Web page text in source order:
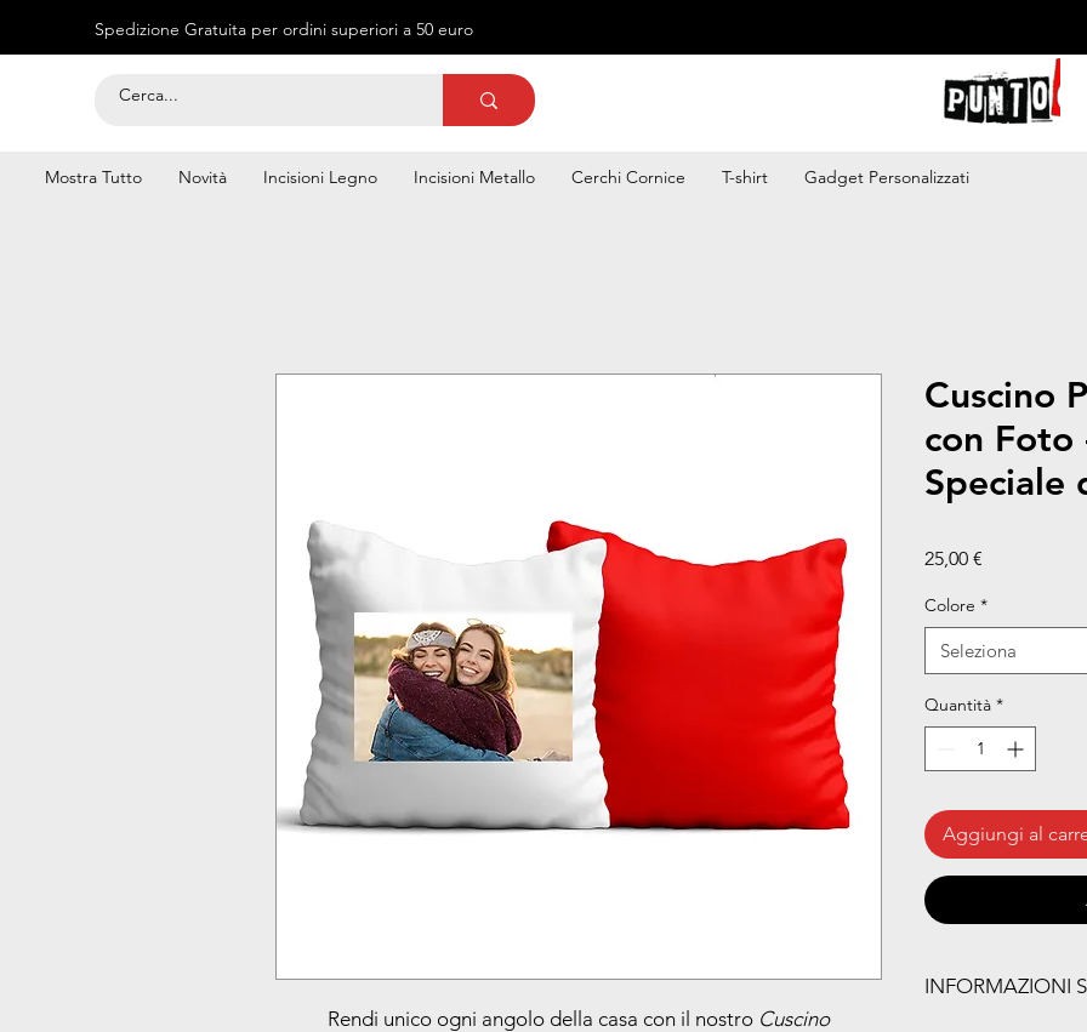
Spedizione Gratuita per ordini superiori a 50 euro
Mostra Tutto Novità Incisioni Legno Incisioni Metallo Cerchi Cornice T-shirt Gadget Personalizzati
Rendi unico ogni angolo della casa con il nostro Cuscino
Cuscino
con Foto
Speciale
25,00 €
Colore *
Seleziona
Quantità *
Aggiungi al
INFORMAZIONI